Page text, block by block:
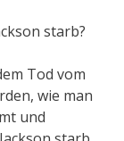
starb?
Tod vom
wie man
und